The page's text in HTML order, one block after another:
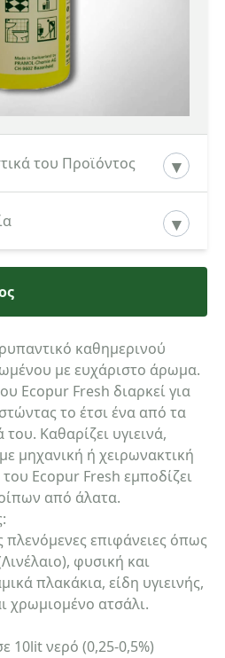
του Προϊόντος
Τεχνικό Φυλλάδιο του
καθημερινού
με ευχάριστο άρωμα.
Ecopur Fresh διαρκεί για
το έτσι ένα από τα
Καθαρίζει υγιεινά,
μηχανική ή χειρωνακτική
Ecopur Fresh εμποδίζει
από άλατα.
πλενόμενες επιφάνειες όπως
φυσική και
πλακάκια, είδη υγιεινής,
χρωμιομένο ατσάλι.
10lit νερό (0,25-0,5%)